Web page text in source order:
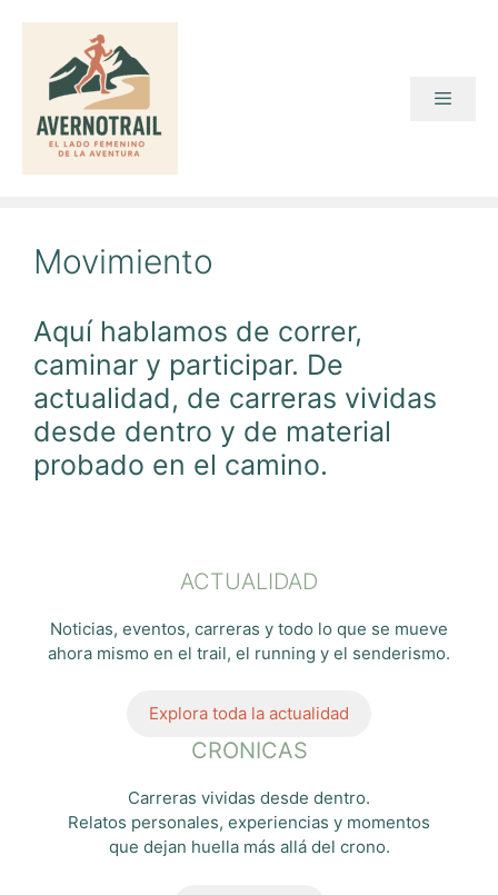
contenido
Movimiento
Aquí hablamos de correr,
caminar y participar. De
actualidad, de carreras vividas
desde dentro y de material
probado en el camino.
ACTUALIDAD
Noticias, eventos, carreras y todo lo que se mueve
ahora mismo en el trail, el running y el senderismo.
Explora toda la actualidad
CRONICAS
Carreras vividas desde dentro.
Relatos personales, experiencias y momentos
que dejan huella más allá del crono.